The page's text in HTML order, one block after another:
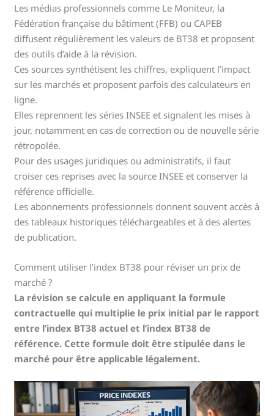
Les médias professionnels comme Le Moniteur, la
Fédération française du bâtiment (FFB) ou CAPEB
diffusent régulièrement les valeurs de BT38 et proposent
des outils d’aide à la révision.
Ces sources synthétisent les chiffres, expliquent l’impact
sur les marchés et proposent parfois des calculateurs en
ligne.
Elles reprennent les séries INSEE et signalent les mises à
jour, notamment en cas de correction ou de nouvelle série
rétropolée.
Pour des usages juridiques ou administratifs, il faut
croiser ces reprises avec la source INSEE et conserver la
référence officielle.
Les abonnements professionnels donnent souvent accès à
des tableaux historiques téléchargeables et à des alertes
de publication.
Comment utiliser l’index BT38 pour réviser un prix de
marché ?
La révision se calcule en appliquant la formule
contractuelle qui multiplie le prix initial par le rapport
entre l’index BT38 actuel et l’index BT38 de
référence. Cette formule doit être stipulée dans le
marché pour être applicable légalement.